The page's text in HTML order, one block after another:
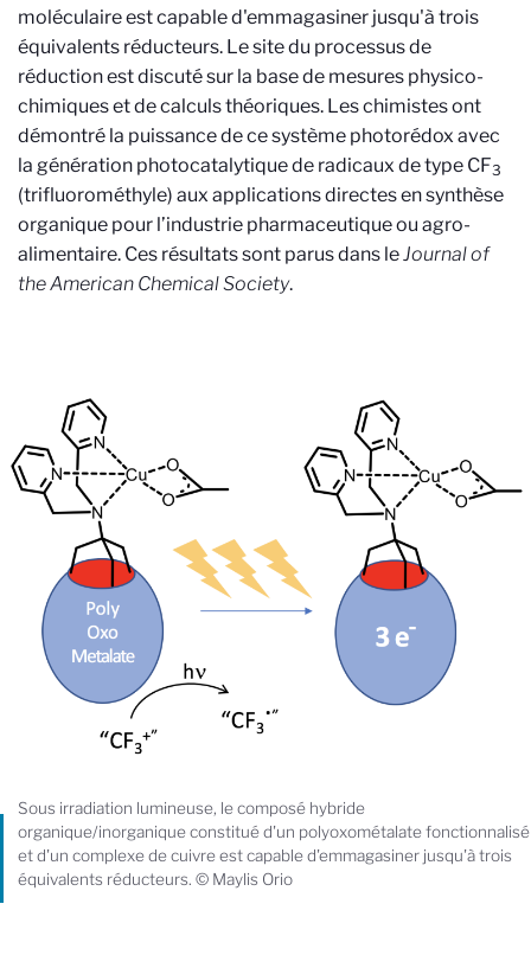
moléculaire est capable d'emmagasiner jusqu'à trois
équivalents réducteurs. Le site du processus de
réduction est discuté sur la base de mesures physico-
chimiques et de calculs théoriques. Les chimistes ont
démontré la puissance de ce système photorédox avec
la génération photocatalytique de radicaux de type CF3
(trifluorométhyle) aux applications directes en synthèse
organique pour l’industrie pharmaceutique ou agro-
alimentaire. Ces résultats sont parus dans leJournal of
the American Chemical Society.
Sous irradiation lumineuse, le composé hybride
organique/inorganique constitué d'un polyoxométalate fonctionnalisé
et d'un complexe de cuivre est capable d'emmagasiner jusqu'à trois
équivalents réducteurs. © Maylis Orio